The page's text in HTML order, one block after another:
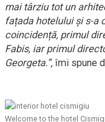
mai târziu tot un
fațada hotelului și s-a
coincidență, primul
Fabis, iar primul
Georgeta.”, îmi spune
Welcome to the hotel